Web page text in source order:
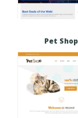
Pet Shop